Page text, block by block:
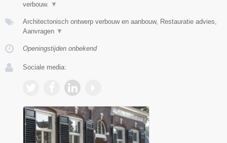
verbouw. ▼
Architectonisch ontwerp verbouw en aanbouw, Restauratie advies,
Aanvragen ▼
Openingstijden onbekend
Sociale media: